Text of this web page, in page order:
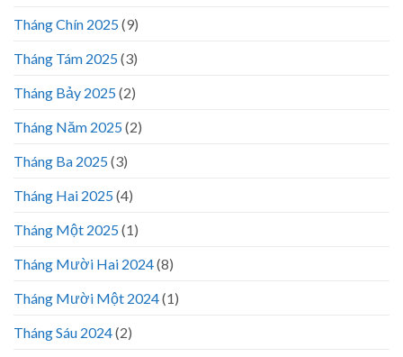
Tháng Chín 2025(9)
Tháng Tám 2025(3)
Tháng Bảy 2025(2)
Tháng Năm 2025(2)
Tháng Ba 2025(3)
Tháng Hai 2025(4)
Tháng Một 2025(1)
Tháng Mười Hai 2024(8)
Tháng Mười Một 2024(1)
Tháng Sáu 2024(2)